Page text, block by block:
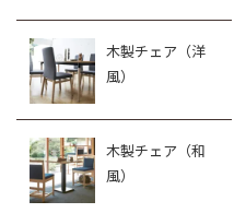
木製チェア（洋
風）
木製チェア（和
風）